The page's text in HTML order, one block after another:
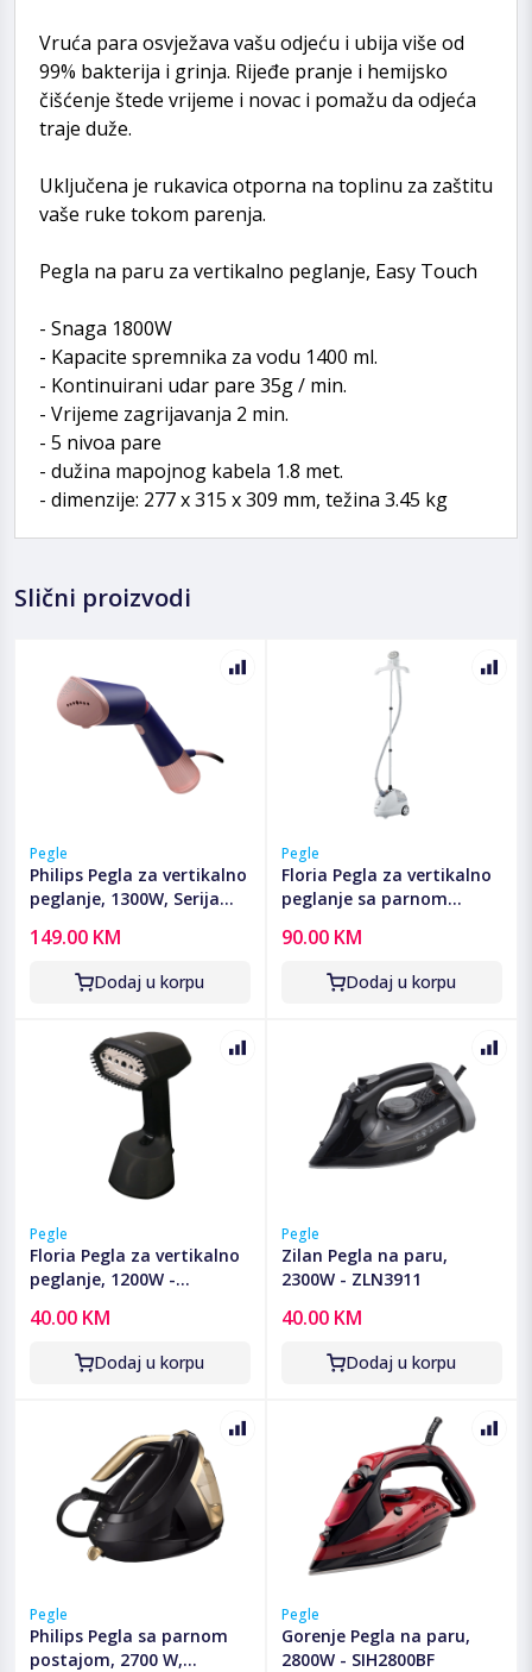
Vruća para osvježava vašu odjeću i ubija više od
99% bakterija i grinja. Rijeđe pranje i hemijsko
čišćenje štede vrijeme i novac i pomažu da odjeća
traje duže.
Uključena je rukavica otporna na toplinu za zaštitu
vaše ruke tokom parenja.
Pegla na paru za vertikalno peglanje, Easy Touch
- Snaga 1800W
- Kapacite spremnika za vodu 1400 ml.
- Kontinuirani udar pare 35g / min.
- Vrijeme zagrijavanja 2 min.
- 5 nivoa pare
- dužina mapojnog kabela 1.8 met.
- dimenzije: 277 x 315 x 309 mm, težina 3.45 kg
Slični proizvodi
Pegle
Philips Pegla za vertikalno
peglanje, 1300W, Serija
149.00 KM
Dodaj u korpu
Pegle
Floria Pegla za vertikalno
peglanje sa parnom
ZLN3829
90.00 KM
Dodaj u korpu
Pegle
Floria Pegla za vertikalno
peglanje, 1200W -
40.00 KM
Dodaj u korpu
Pegle
Zilan Pegla na paru,
2300W - ZLN3911
40.00 KM
Dodaj u korpu
Pegle
Philips Pegla sa parnom
postajom, 2700 W,
Pegle
Gorenje Pegla na paru,
2800W - SIH2800BF